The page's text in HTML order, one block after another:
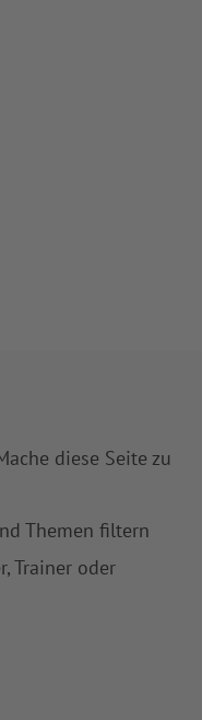
diese Seite zu
Themen filtern
Trainer oder